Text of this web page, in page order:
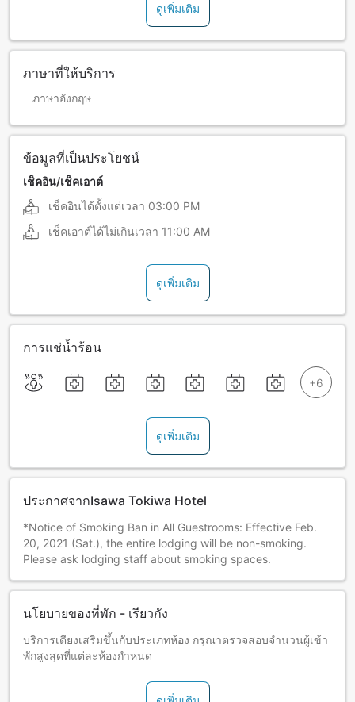
ดูเพิ่มเติม
ภาษาที่ให้บริการ
ภาษาอังกฤษ
ข้อมูลที่เป็นประโยชน์
เช็คอิน/เช็คเอาต์
เช็คอินได้ตั้งแต่เวลา 03:00 PM
เช็คเอาต์ได้ไม่เกินเวลา 11:00 AM
ดูเพิ่มเติม
การแช่น้ำร้อน
ดูเพิ่มเติม
ประกาศจากIsawa Tokiwa Hotel
*Notice of Smoking Ban in All Guestrooms: Effective Feb.
20, 2021 (Sat.), the entire lodging will be non-smoking.
Please ask lodging staff about smoking spaces.
นโยบายของที่พัก - เรียวกัง
บริการเตียงเสริมขึ้นกับประเภทห้อง กรุณาตรวจสอบจำนวนผู้เข้า
พักสูงสุดที่แต่ละห้องกำหนด